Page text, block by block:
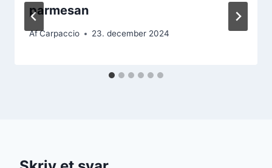
parmesan
AfCarpaccio 23. december 2024